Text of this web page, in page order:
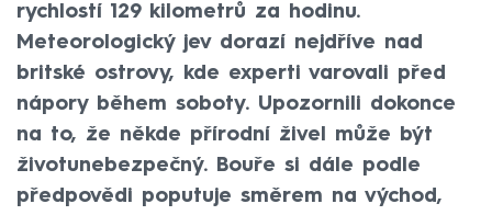
rychlostí 129 kilometrů za hodinu.
Meteorologický jev dorazí nejdříve nad
britské ostrovy, kde experti varovali před
nápory během soboty. Upozornili dokonce
na to, že někde přírodní živel může být
životunebezpečný. Bouře si dále podle
předpovědi poputuje směrem na východ,